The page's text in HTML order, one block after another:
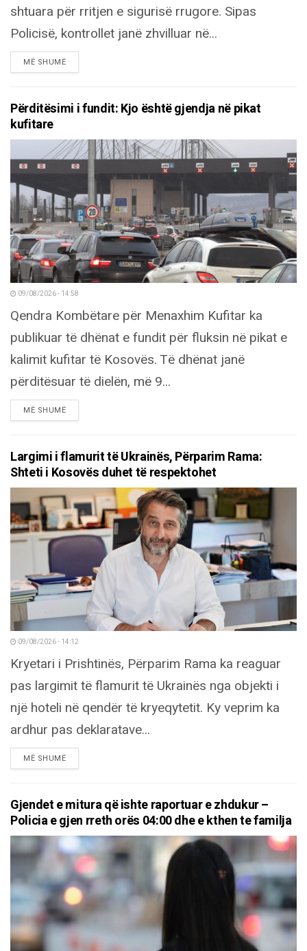
shtuara për rritjen e sigurisë rrugore. Sipas
Policisë, kontrollet janë zhvilluar në...
MË SHUMËDETAILS
Përditësimi i fundit: Kjo është gjendja në pikat
kufitare
09/08/2026 - 14:58
Qendra Kombëtare për Menaxhim Kufitar ka
publikuar të dhënat e fundit për fluksin në pikat e
kalimit kufitar të Kosovës. Të dhënat janë
përditësuar të dielën, më 9...
MË SHUMËDETAILS
Largimi i flamurit të Ukrainës, Përparim Rama:
Shteti i Kosovës duhet të respektohet
09/08/2026 - 14:12
Kryetari i Prishtinës, Përparim Rama ka reaguar
pas largimit të flamurit të Ukrainës nga objekti i
një hoteli në qendër të kryeqytetit. Ky veprim ka
ardhur pas deklaratave...
MË SHUMËDETAILS
Gjendet e mitura që ishte raportuar e zhdukur –
Policia e gjen rreth orës 04:00 dhe e kthen te familja